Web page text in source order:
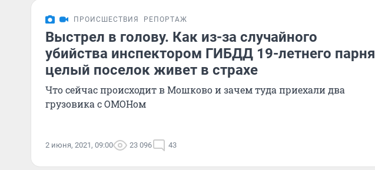
ПРОИСШЕСТВИЯ РЕПОРТАЖ
Выстрел в голову. Как из-за случайного
убийства инспектором ГИБДД 19-летнего парня
целый поселок живет в страхе
Что сейчас происходит в Мошково и зачем туда приехали два
грузовика с ОМОНом
2 июня, 2021, 09:00 23 096 43